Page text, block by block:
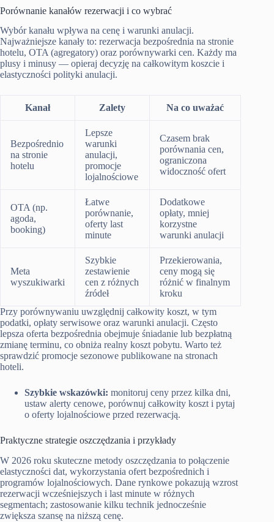
Porównanie kanałów rezerwacji i co wybrać
Wybór kanału wpływa na cenę i warunki anulacji.
Najważniejsze kanały to: rezerwacja bezpośrednia na stronie
hotelu, OTA (agregatory) oraz porównywarki cen. Każdy ma
plusy i minusy — opieraj decyzję na całkowitym koszcie i
elastyczności polityki anulacji.
Kanał Zalety Na co uważać
Bezpośrednio
na stronie
hotelu
Lepsze
warunki
anulacji,
promocje
lojalnościowe
Czasem brak
porównania cen,
ograniczona
widoczność ofert
OTA (np.
agoda,
booking)
Łatwe
porównanie,
oferty last
minute
Dodatkowe
opłaty, mniej
korzystne
warunki anulacji
Meta
wyszukiwarki
Szybkie
zestawienie
cen z różnych
źródeł
Przekierowania,
ceny mogą się
różnić w finalnym
kroku
Przy porównywaniu uwzględnij całkowity koszt, w tym
podatki, opłaty serwisowe oraz warunki anulacji. Często
lepsza oferta bezpośrednia obejmuje śniadanie lub bezpłatną
zmianę terminu, co obniża realny koszt pobytu. Warto też
sprawdzić promocje sezonowe publikowane na stronach
hoteli.
Szybkie wskazówki: monitoruj ceny przez kilka dni,
ustaw alerty cenowe, porównuj całkowity koszt i pytaj
o oferty lojalnościowe przed rezerwacją.
Praktyczne strategie oszczędzania i przykłady
W 2026 roku skuteczne metody oszczędzania to połączenie
elastyczności dat, wykorzystania ofert bezpośrednich i
programów lojalnościowych. Dane rynkowe pokazują wzrost
rezerwacji wcześniejszych i last minute w różnych
segmentach; zastosowanie kilku technik jednocześnie
zwiększa szansę na niższą cenę.